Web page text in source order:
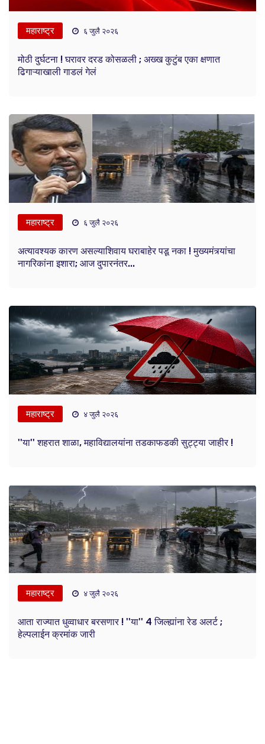
महाराष्ट्र ६ जुलै २०२६
मोठी दुर्घटना ! घरावर दरड कोसळली ; अख्ख कुटुंब एका क्षणात
ढिगाऱ्याखाली गाडलं गेलं
महाराष्ट्र ६ जुलै २०२६
अत्यावश्यक कारण असल्याशिवाय घराबाहेर पडू नका ! मुख्यमंत्र्यांचा
नागरिकांना इशारा; आज दुपारनंतर...
महाराष्ट्र ४ जुलै २०२६
''या'' शहरात शाळा, महाविद्यालयांना तडकाफडकी सुट्ट्या जाहीर !
महाराष्ट्र ४ जुलै २०२६
आता राज्यात धुव्वाधार बरसणार ! ''या'' 4 जिल्ह्यांना रेड अलर्ट ;
हेल्पलाईन क्रमांक जारी